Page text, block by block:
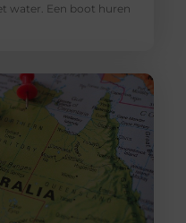
water. Een boot huren